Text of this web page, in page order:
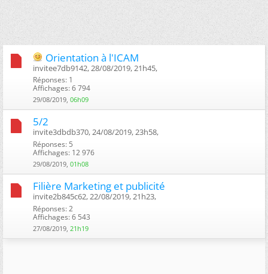
Orientation à l'ICAM
invitee7db9142, 28/08/2019, 21h45, ‎
Réponses: 1
Affichages: 6 794
29/08/2019, 06h09
5/2
invite3dbdb370, 24/08/2019, 23h58, ‎
Réponses: 5
Affichages: 12 976
29/08/2019, 01h08
Filière Marketing et publicité
invite2b845c62, 22/08/2019, 21h23, ‎
Réponses: 2
Affichages: 6 543
27/08/2019, 21h19